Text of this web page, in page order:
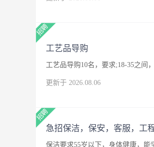
工艺品导购
工艺品导购10名，要求;18-35之间
更新于 2026.08.06
急招保洁，保安，客服，工
保洁要求55岁以下，身体健康，